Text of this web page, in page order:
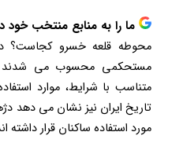
ما را به منابع منتخب خود
محوطه قلعه خسرو کجاست؟
مستحکمی محسوب می شدند
متناسب با شرایط، موارد
تاریخ ایران نیز نشان می دهد
مورد استفاده ساکنان قرار داشته